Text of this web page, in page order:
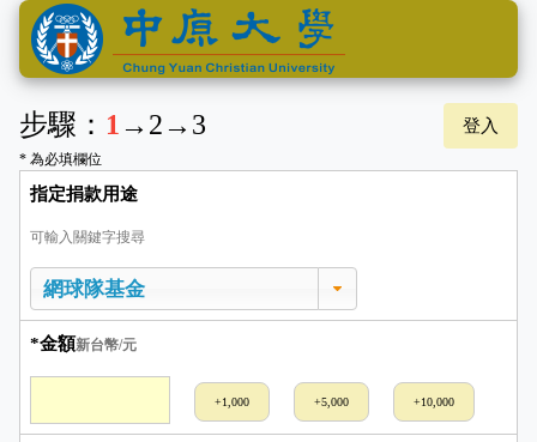
步驟： 1→ 2→ 3 登入
* 為必填欄位
指定捐款用途
可輸入關鍵字搜尋
*金額新台幣/元
+1,000 +5,000 +10,000